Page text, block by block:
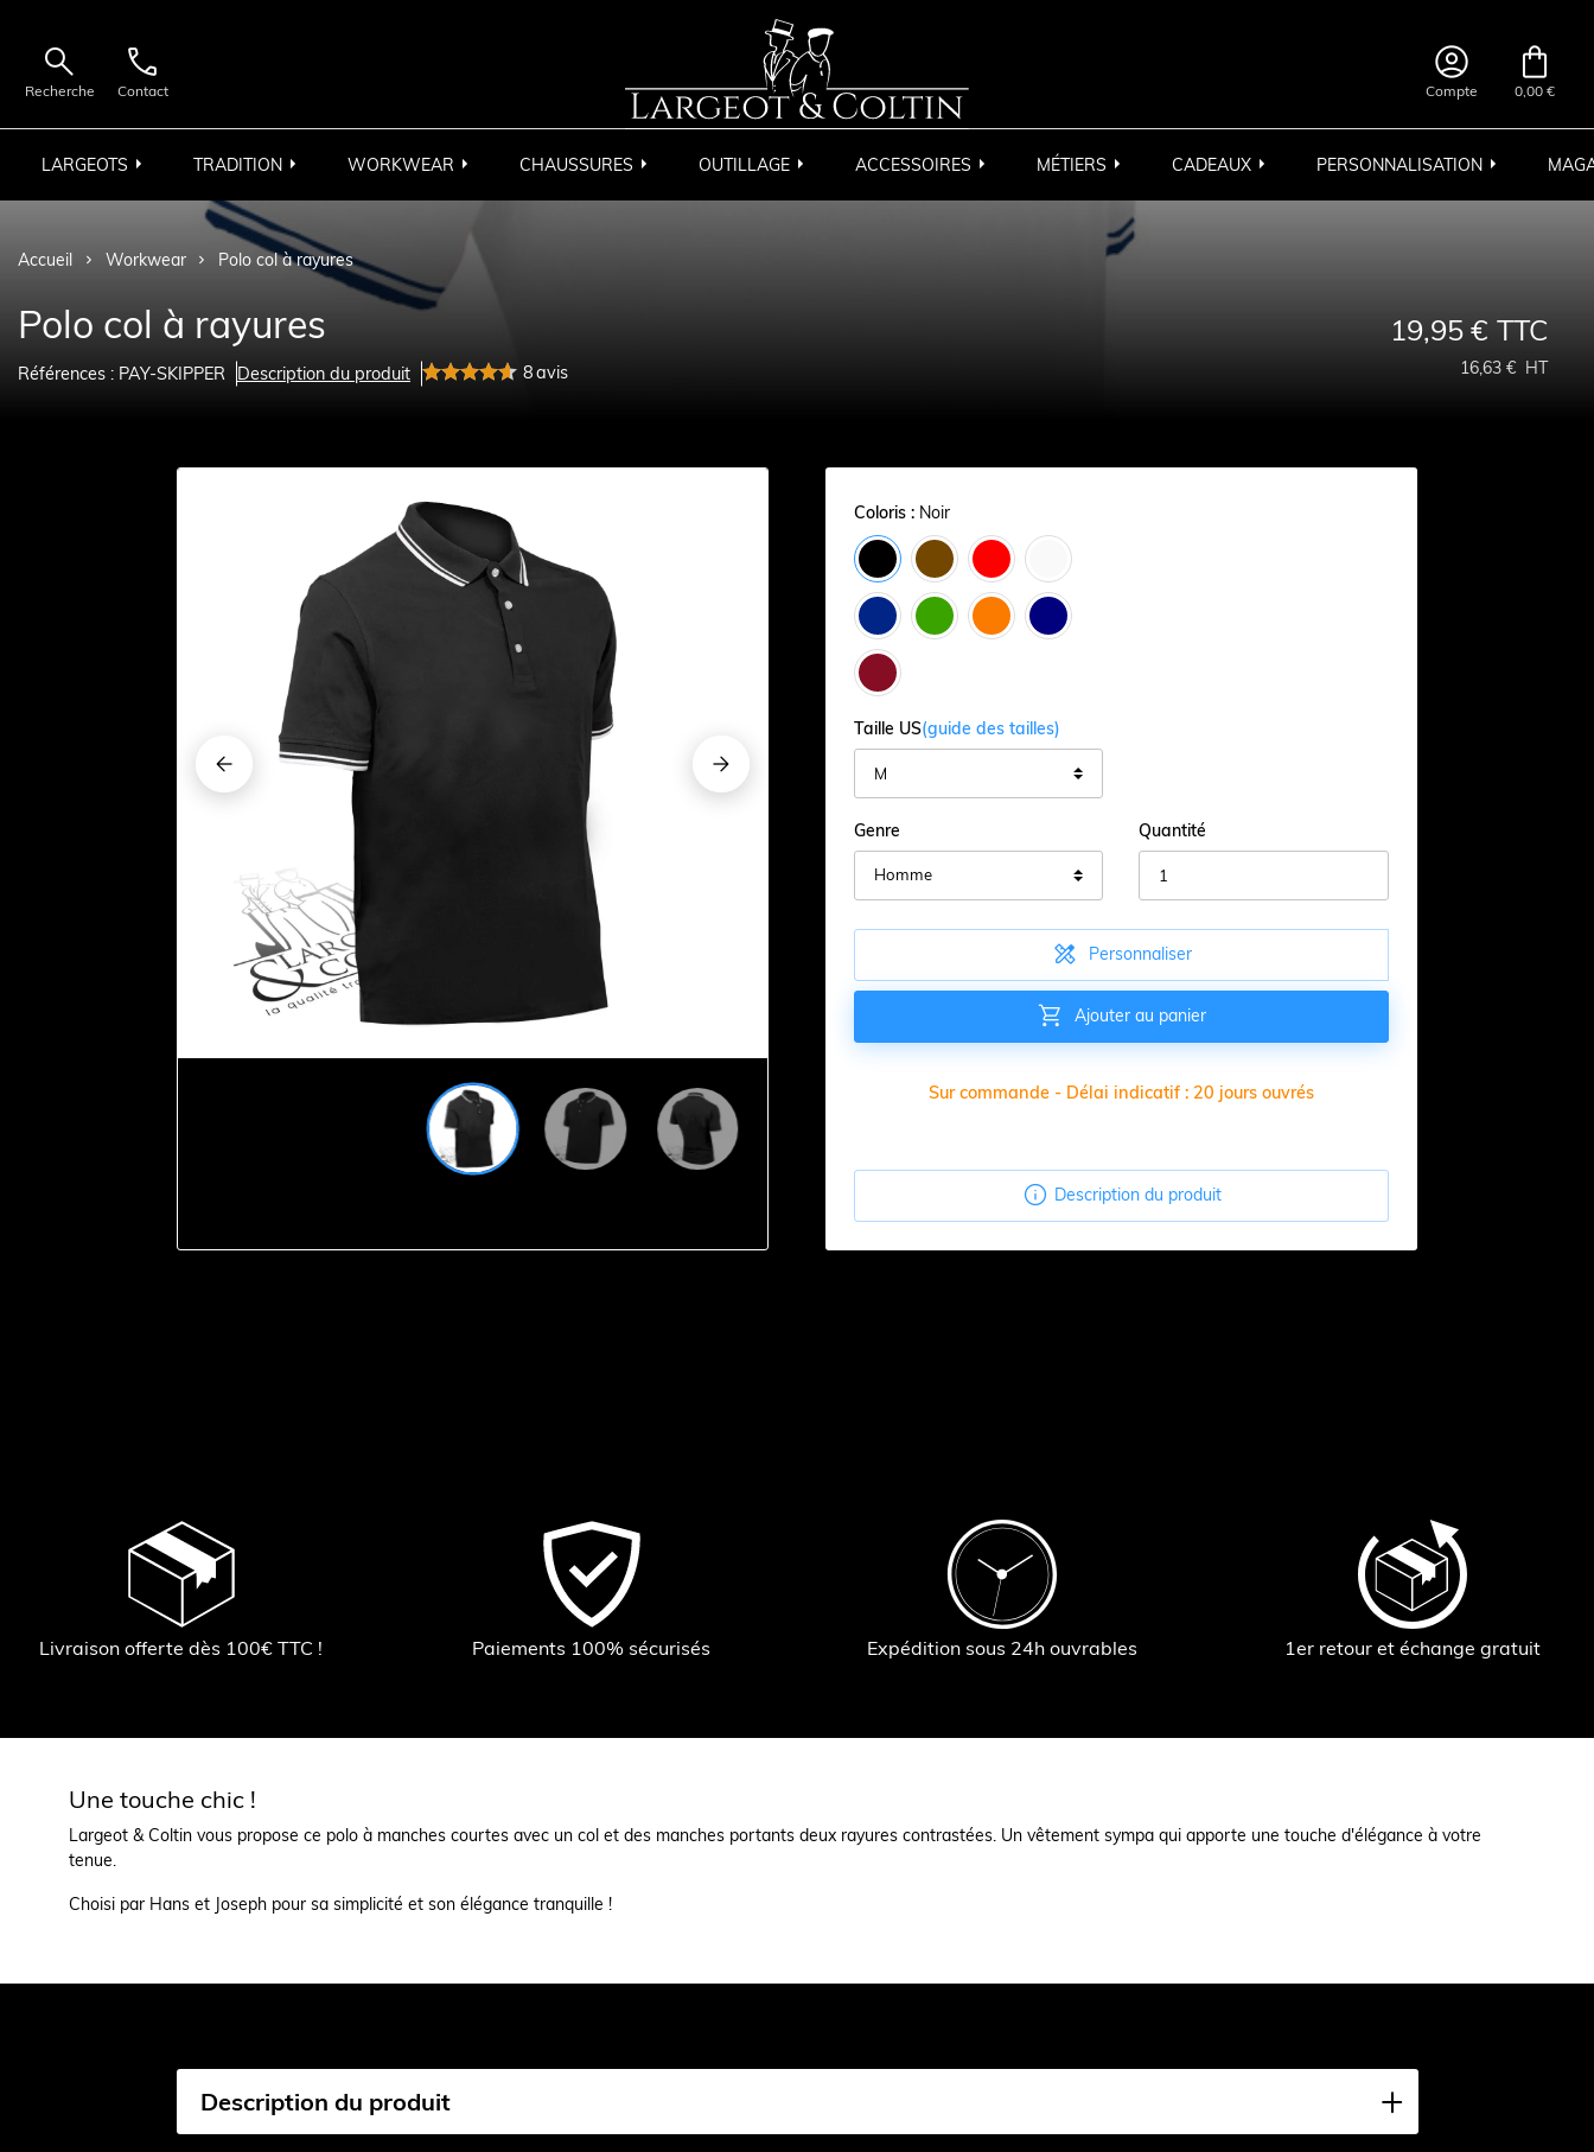

Recherche

Contact

Compte

0,00 €
LARGEOTS TRADITION WORKWEAR CHAUSSURES OUTILLAGE ACCESSOIRES MÉTIERS CADEAUX PERSONNALISATION
Accueil Workwear Polo col à rayures
Polo col à rayures
Références : PAY-SKIPPER Description du produit 8avis
19,95 € TTC
16,63 € HT
 
 
 
 
Coloris : Noir
Taille US(guide des tailles)
Genre Quantité
 Personnaliser
 Ajouter au panier
Sur commande - Délai indicatif : 20 jours ouvrés
 Description du produit
Livraison offerte dès 100€ TTC ! Paiements 100% sécurisés Expédition sous 24h ouvrables 1er retour et échange gratuit
Une touche chic !
Largeot & Coltin vous propose ce polo à manches courtes avec un col et des manches portants deux rayures contrastées. Un vêtement sympa qui apporte une touche d'élégance à votre
tenue.
Choisi par Hans et Joseph pour sa simplicité et son élégance tranquille !
Description du produit